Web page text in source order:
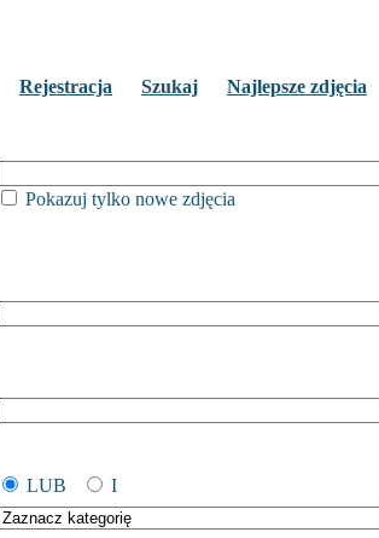
Rejestracja Szukaj Najlepsze zdjęcia
Pokazuj tylko nowe zdjęcia
LUB
I